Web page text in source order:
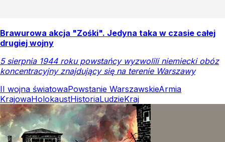
Brawurowa akcja "Zośki". Jedyna taka w czasie całej
drugiej wojny
5 sierpnia 1944 roku powstańcy wyzwolili niemiecki obóz
koncentracyjny znajdujący się na terenie Warszawy
II wojna światowaPowstanie WarszawskieArmia
KrajowaHolokaustHistoriaLudzieKraj